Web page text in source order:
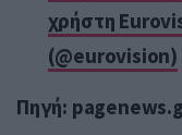
χρήστη
(@eurovision)
Πηγή: